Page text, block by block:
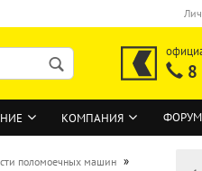
8
КОМПАНИЯ ФОРУМ
поломоечных машин »